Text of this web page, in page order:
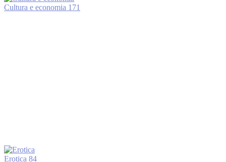
Cultura e economia 171
Erotica 84